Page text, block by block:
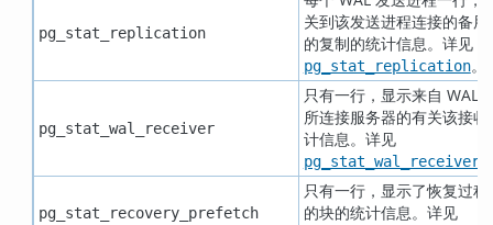
pg_stat_replication
关到该发送进程连接的备用
的复制的统计信息。详见
pg_stat_replication。
pg_stat_wal_receiver
只有一行，显示来自 WAL
所连接服务器的有关该接收
计信息。详见
pg_stat_wal_receiver
pg_stat_recovery_prefetch
只有一行，显示了恢复过程
的块的统计信息。详见